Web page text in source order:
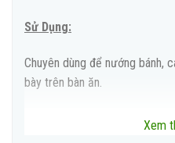
Sử Dụng:
Chuyên dùng để nướng bánh,
bày trên bàn ăn.
Sử dụng được trên mọi loại
Xem